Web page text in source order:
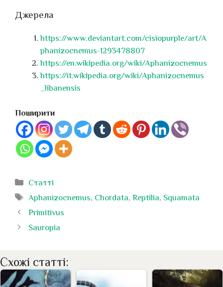
Джерела
https://www.deviantart.com/cisiopurple/art/A
phanizocnemus-1293478807
https://en.wikipedia.org/wiki/Aphanizocnemus
https://it.wikipedia.org/wiki/Aphanizocnemus
_libanensis
Поширити
Категорії
Статті
Позначки
Aphanizocnemus, Chordata,Reptilia, Squamata
Primitivus
Sauropia
Схожі статті: